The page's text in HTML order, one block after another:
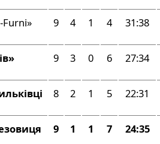
Furni» 9 4 1 4 31:38
9 3 0 6 27:34
8 2 1 5 22:31
9 1 1 7 24:35